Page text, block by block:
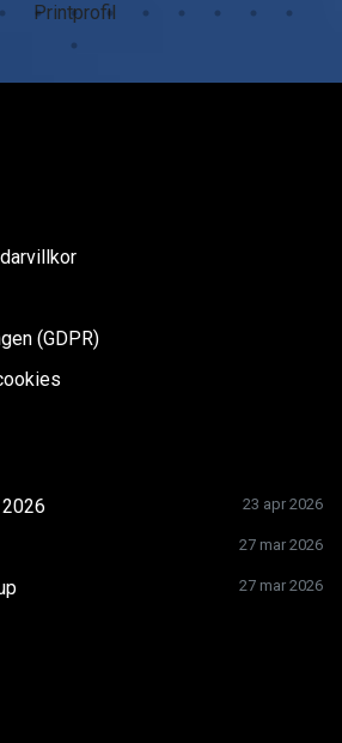
Printprofil
(GDPR)
23 apr 2026
27 mar 2026
27 mar 2026